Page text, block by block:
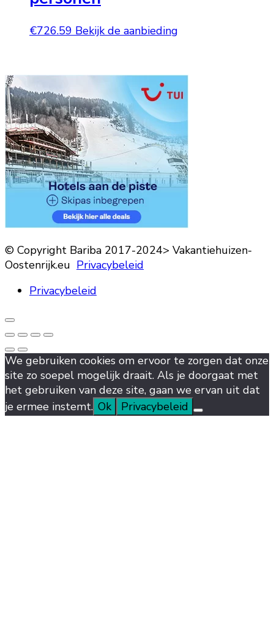
€726.59 Bekijk de aanbieding
© Copyright Bariba 2017-2024> Vakantiehuizen-
Oostenrijk.eu Privacybeleid
Privacybeleid
We gebruiken cookies om ervoor te zorgen dat onze
site zo soepel mogelijk draait. Als je doorgaat met
het gebruiken van deze site, gaan we ervan uit dat
je ermee instemt. Ok Privacybeleid